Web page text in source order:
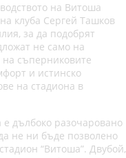
на Витоша
клуба Сергей Ташков
за да подобрят
не само на
съперниковите
и истинско
на стадиона в
е дълбоко разочаровано
не ни бъде позволено
“Витоша”. Двубой,